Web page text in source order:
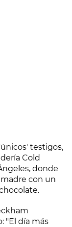
testigos,
Cold
donde
con un
"El día más